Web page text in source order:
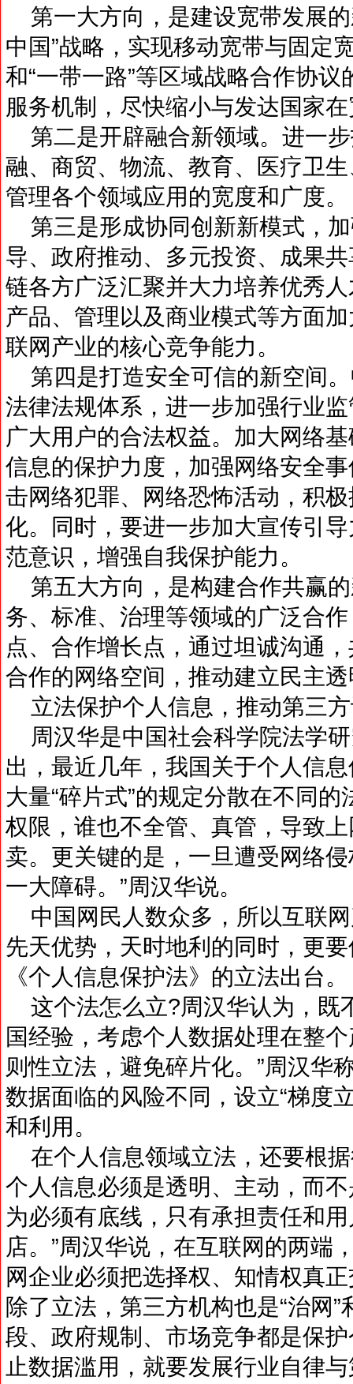
第一大方向，是建设宽带发展
中国”战略，实现移动宽带与固定
和“一带一路”等区域战略合作协
服务机制，尽快缩小与发达国家
第二是开辟融合新领域。进一
融、商贸、物流、教育、医疗卫
管理各个领域应用的宽度和广度。
第三是形成协同创新新模式，
导、政府推动、多元投资、成果
链各方广泛汇聚并大力培养优秀
产品、管理以及商业模式等方面
联网产业的核心竞争能力。
第四是打造安全可信的新空间
法律法规体系，进一步加强行业
广大用户的合法权益。加大网络
信息的保护力度，加强网络安全
击网络犯罪、网络恐怖活动，积
化。同时，要进一步加大宣传引
范意识，增强自我保护能力。
第五大方向，是构建合作共赢
务、标准、治理等领域的广泛合
点、合作增长点，通过坦诚沟通
合作的网络空间，推动建立民主
立法保护个人信息，推动第三
周汉华是中国社会科学院法学
出，最近几年，我国关于个人信
大量“碎片式”的规定分散在不同
权限，谁也不全管、真管，导致
卖。更关键的是，一旦遭受网络
一大障碍。”周汉华说。
中国网民人数众多，所以互联
先天优势，天时地利的同时，更
《个人信息保护法》的立法出台。
这个法怎么立?周汉华认为，既
国经验，考虑个人数据处理在整
则性立法，避免碎片化。”周汉华
数据面临的风险不同，设立“梯度
和利用。
在个人信息领域立法，还要根
个人信息必须是透明、主动，而
为必须有底线，只有承担责任和
店。”周汉华说，在互联网的两端
网企业必须把选择权、知情权真
除了立法，第三方机构也是“治网
段、政府规制、市场竞争都是保
止数据滥用，就要发展行业自律